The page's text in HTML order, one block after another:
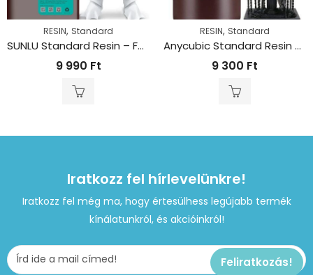
RESIN, Standard
SUNLU Standard Resin – Fehér (1kg)
9 990 Ft
RESIN, Standard
Anycubic Standard Resin – Fekete (1kg)
9 300 Ft
Iratkozz fel hírlevelünkre!
Iratkozz fel még ma, hogy értesülhess legújabb termék
kínálatunkról, és akcióinkról!